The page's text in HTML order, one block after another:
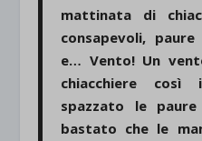
mattinata di
consapevoli,
e… Vento! Un
chiacchiere così
spazzato le
bastato che le